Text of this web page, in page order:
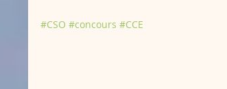
#CSO #concours #CCE